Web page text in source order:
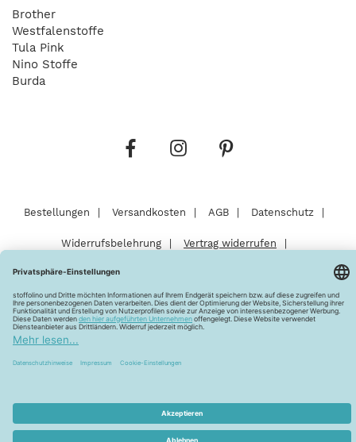
Brother
Westfalenstoffe
Tula Pink
Nino Stoffe
Burda
Bestellungen Versandkosten AGB Datenschutz
Widerrufsbelehrung Vertrag widerrufen
Barrierefreiheitserklärung
Kontakt Lagerverkauf FAQ Impressum